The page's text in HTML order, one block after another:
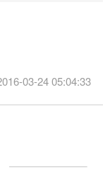
03-24 05:04:33